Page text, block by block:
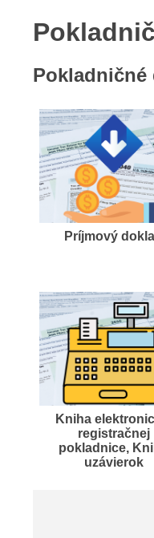
Pokladničné
Príjmový
Kniha
registračnej
pokladnice,
uzávierok